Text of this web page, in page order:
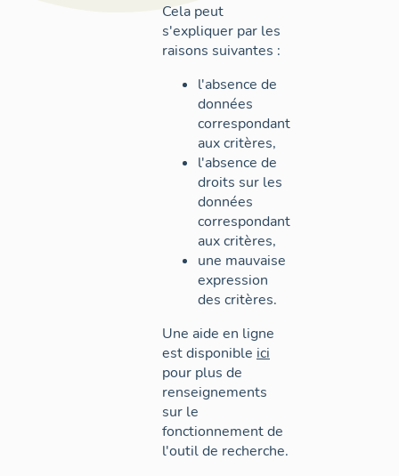
Cela peut
s'expliquer par les
raisons suivantes :
l'absence de
données
correspondant
aux critères,
l'absence de
droits sur les
données
correspondant
aux critères,
une mauvaise
expression
des critères.
Une aide en ligne
est disponible ici
pour plus de
renseignements
sur le
fonctionnement de
l'outil de recherche.